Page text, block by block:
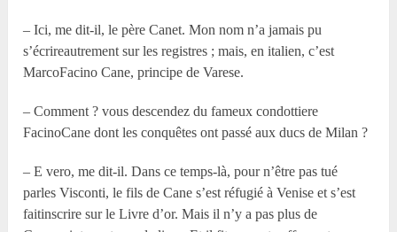
– Ici, me dit-il, le père Canet. Mon nom n’a jamais pu
s’écrireautrement sur les registres ; mais, en italien, c’est
MarcoFacino Cane, principe de Varese.
– Comment ? vous descendez du fameux condottiere
FacinoCane dont les conquêtes ont passé aux ducs de Milan ?
– E vero, me dit-il. Dans ce temps-là, pour n’être pas tué
parles Visconti, le fils de Cane s’est réfugié à Venise et s’est
faitinscrire sur le Livre d’or. Mais il n’y a pas plus de